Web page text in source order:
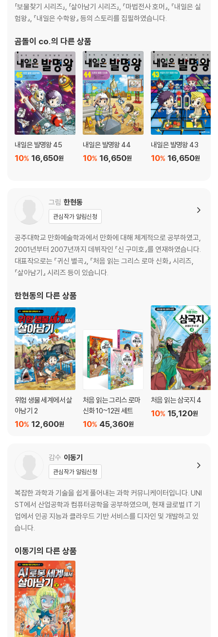
8장 머피의 계획
퀴즈 서바이벌 짱 노트
「보물찾기 시리즈」, 「살아남기 시리즈」, 『마법전사 호머』, 『내일은 실
험왕』, 『내일은 수학왕』 등의 스토리를 집필하였습니다.
곰돌이 co.의 다른 상품
내일은 발명왕 45
16,650원
10%
내일은 발명왕 44
16,650원
10%
내일은 발명왕 43
16,650원
10%
그림 한현동
관심작가 알림신청
공주대학교 만화예술학과에서 만화에 대해 체계적으로 공부하였고,
2001년부터 2007년까지 데뷔작인 『신 구미호』를 연재하였습니다.
대표작으로는 『귀신 별곡』, 『처음 읽는 그리스 로마 신화』 시리즈,
『살아남기』 시리즈 등이 있습니다.
한현동의 다른 상품
위험 생물 세계에서 살
아남기 2
12,600원
10%
처음 읽는 그리스 로마
신화 10~12권 세트
45,360원
10%
처음 읽는 삼국지 4
15,120원
10%
감수 이동기
관심작가 알림신청
복잡한 과학과 기술을 쉽게 풀어내는 과학 커뮤니케이터입니다. UNI
ST에서 산업공학과 컴퓨터공학을 공부하였으며, 현재 글로벌 IT 기
업에서 인공 지능과 클라우드 기반 서비스를 디자인 및 개발하고 있
습니다.
이동기 의 다른 상품